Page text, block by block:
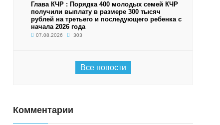
Глава КЧР : Порядка 400 молодых семей КЧР
получили выплату в размере 300 тысяч
рублей на третьего и последующего ребенка с
начала 2026 года
07.08.2026 303
Все новости
Комментарии